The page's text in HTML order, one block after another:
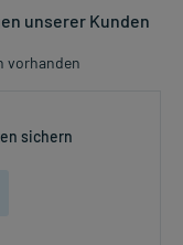
unserer Kunden
vorhanden
sichern